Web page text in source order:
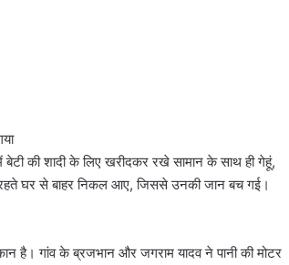
की शादी के लिए खरीदकर रखे सामान के साथ ही गेहूं,
घर से बाहर निकल आए, जिससे उनकी जान बच गई।
है। गांव के ब्रजभान और जगराम यादव ने पानी की मोटर